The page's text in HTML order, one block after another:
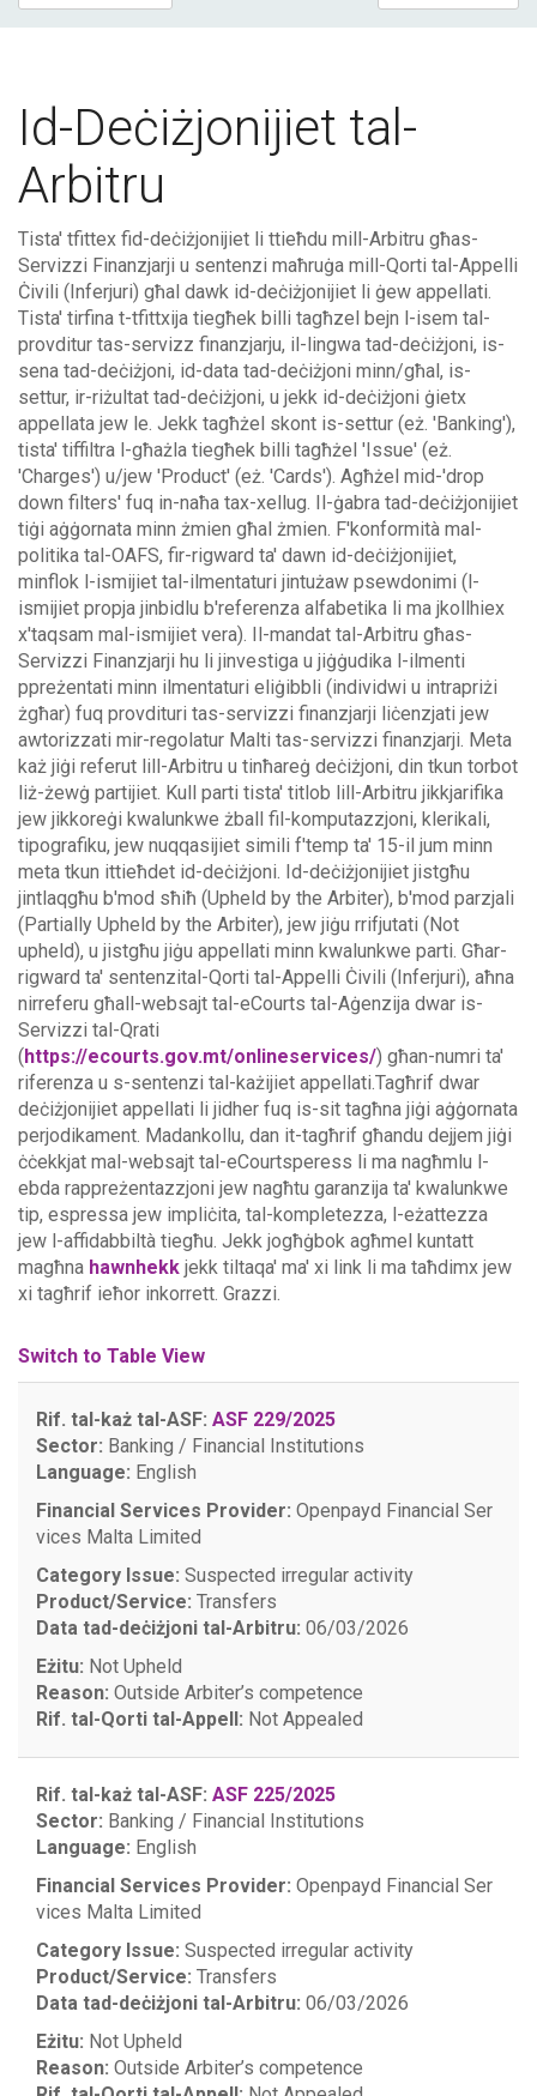
Id-Deċiżjonijiet tal-
Arbitru
Tista' tfittex fid-deċiżjonijiet li ttieħdu mill-Arbitru għas-
Servizzi Finanzjarji u sentenzi maħruġa mill-Qorti tal-Appelli
Ċivili (Inferjuri) għal dawk id-deċiżjonijiet li ġew appellati.
Tista' tirfina t-tfittxija tiegħek billi tagħzel bejn l-isem tal-
provditur tas-servizz finanzjarju, il-lingwa tad-deċiżjoni, is-
sena tad-deċiżjoni, id-data tad-deċiżjoni minn/għal, is-
settur, ir-riżultat tad-deċiżjoni, u jekk id-deċiżjoni ġietx
appellata jew le. Jekk tagħżel skont is-settur (eż. 'Banking'),
tista' tiffiltra l-għażla tiegħek billi tagħżel 'Issue' (eż.
'Charges') u/jew 'Product' (eż. 'Cards'). Agħżel mid-'drop
down filters' fuq in-naħa tax-xellug. Il-ġabra tad-deċiżjonijiet
tiġi aġġornata minn żmien għal żmien. F'konformità mal-
politika tal-OAFS, fir-rigward ta' dawn id-deċiżjonijiet,
minflok l-ismijiet tal-ilmentaturi jintużaw psewdonimi (l-
ismijiet propja jinbidlu b'referenza alfabetika li ma jkollhiex
x'taqsam mal-ismijiet vera). Il-mandat tal-Arbitru għas-
Servizzi Finanzjarji hu li jinvestiga u jiġġudika l-ilmenti
ppreżentati minn ilmentaturi eliġibbli (individwi u intrapriżi
żgħar) fuq provdituri tas-servizzi finanzjarji liċenzjati jew
awtorizzati mir-regolatur Malti tas-servizzi finanzjarji. Meta
każ jiġi referut lill-Arbitru u tinħareġ deċiżjoni, din tkun torbot
liż-żewġ partijiet. Kull parti tista' titlob lill-Arbitru jikkjarifika
jew jikkoreġi kwalunkwe żball fil-komputazzjoni, klerikali,
tipografiku, jew nuqqasijiet simili f'temp ta' 15-il jum minn
meta tkun ittieħdet id-deċiżjoni. Id-deċiżjonijiet jistgħu
jintlaqgħu b'mod sħiħ (Upheld by the Arbiter), b'mod parzjali
(Partially Upheld by the Arbiter), jew jiġu rrifjutati (Not
upheld), u jistgħu jiġu appellati minn kwalunkwe parti. Għar-
rigward ta' sentenzital-Qorti tal-Appelli Ċivili (Inferjuri), aħna
nirreferu għall-websajt tal-eCourts tal-Aġenzija dwar is-
Servizzi tal-Qrati
(https://ecourts.gov.mt/onlineservices/) għan-numri ta'
riferenza u s-sentenzi tal-każijiet appellati.Tagħrif dwar
deċiżjonijiet appellati li jidher fuq is-sit tagħna jiġi aġġornata
perjodikament. Madankollu, dan it-tagħrif għandu dejjem jiġi
ċċekkjat mal-websajt tal-eCourtsperess li ma nagħmlu l-
ebda rappreżentazzjoni jew nagħtu garanzija ta' kwalunkwe
tip, espressa jew impliċita, tal-kompletezza, l-eżattezza
jew l-affidabbiltà tiegħu. Jekk jogħġbok agħmel kuntatt
magħna hawnhekk jekk tiltaqa' ma' xi link li ma taħdimx jew
xi tagħrif ieħor inkorrett. Grazzi.
Switch to Table View
Rif. tal-każ tal-ASF: ASF 229/2025
Sector: Banking / Financial Institutions
Language: English
Financial Services Provider: Openpayd Financial Ser
vices Malta Limited
Category Issue: Suspected irregular activity
Product/Service: Transfers
Data tad-deċiżjoni tal-Arbitru: 06/03/2026
Eżitu: Not Upheld
Reason: Outside Arbiter’s competence
Rif. tal-Qorti tal-Appell: Not Appealed
Rif. tal-każ tal-ASF: ASF 225/2025
Sector: Banking / Financial Institutions
Language: English
Financial Services Provider: Openpayd Financial Ser
vices Malta Limited
Category Issue: Suspected irregular activity
Product/Service: Transfers
Data tad-deċiżjoni tal-Arbitru: 06/03/2026
Eżitu: Not Upheld
Reason: Outside Arbiter’s competence